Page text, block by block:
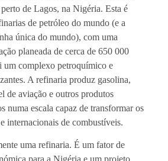
de Lagos, na Nigéria. Esta é
de petróleo do mundo (e a
única do mundo), com uma
planeada de cerca de 650 000
um complexo petroquímico e
A refinaria produz gasolina,
de aviação e outros produtos
numa escala capaz de transformar os
internacionais de combustíveis.
uma refinaria. É um fator de
para a Nigéria e um projeto